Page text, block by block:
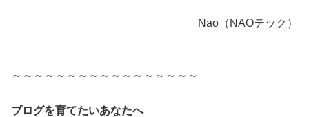
Nao（NAOテック）
～～～～～～～～～～～～～～～～～
ブログを育てたいあなたへ